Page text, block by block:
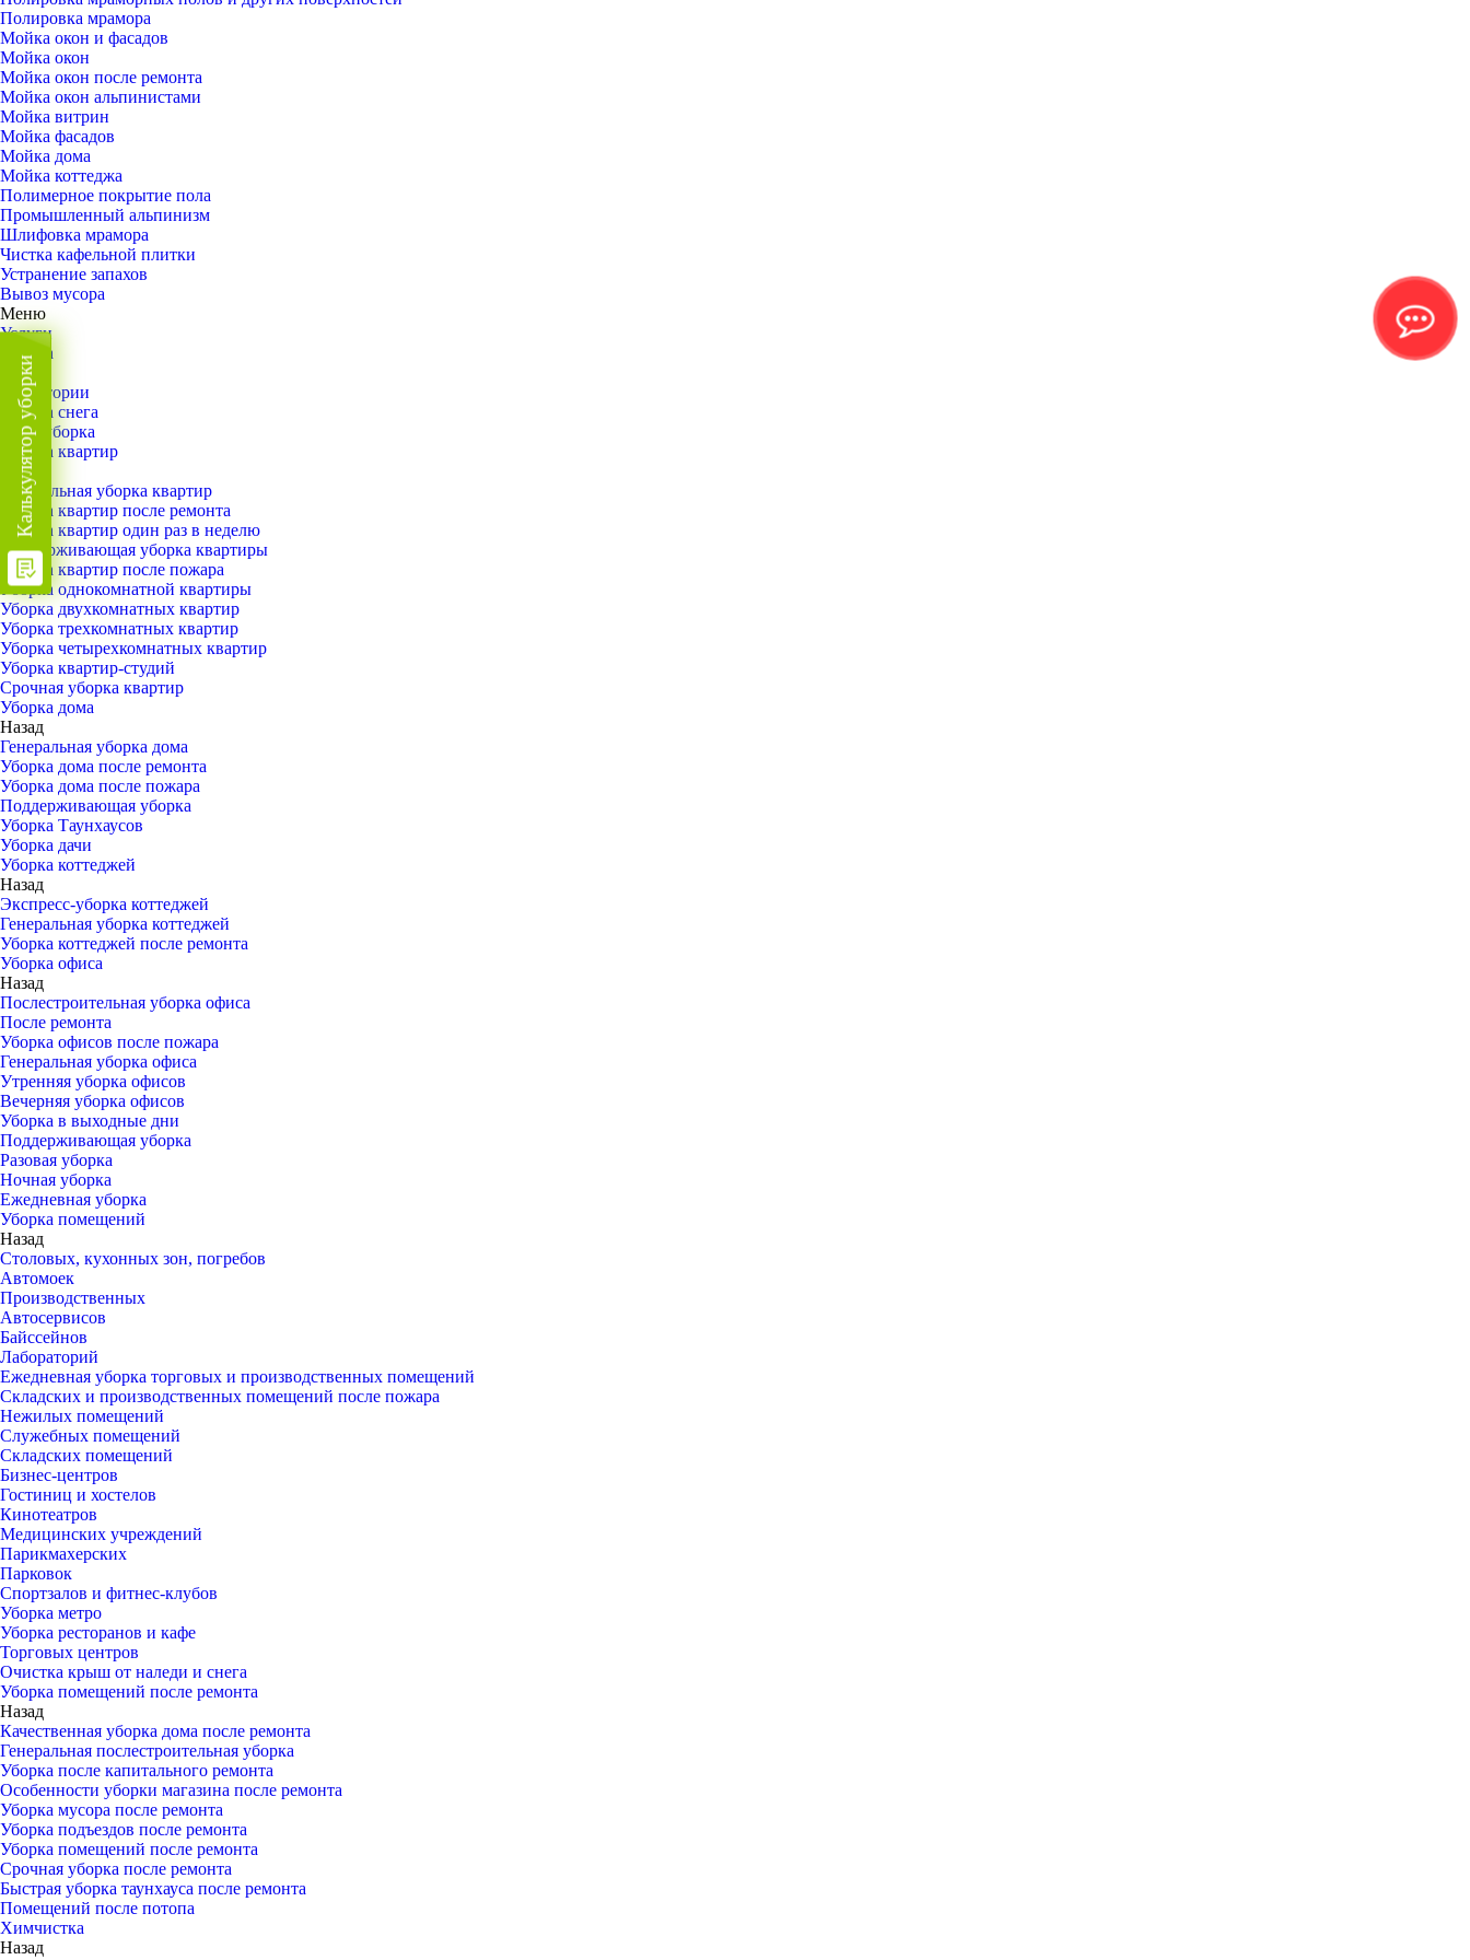
Полировка мрамора
Мойка окон и фасадов
Мойка окон
Мойка окон после ремонта
Мойка окон альпинистами
Мойка витрин
Мойка фасадов
Мойка дома
Мойка коттеджа
Полимерное покрытие пола
Промышленный альпинизм
Шлифовка мрамора
Чистка кафельной плитки
Устранение запахов
Вывоз мусора
Меню
Услуги
Уборка
Назад
Территории
Уборка снега
ВИП-уборка
Уборка квартир
Назад
Генеральная уборка квартир
Уборка квартир после ремонта
Уборка квартир один раз в неделю
Поддерживающая уборка квартиры
Уборка квартир после пожара
Уборка однокомнатной квартиры
Уборка двухкомнатных квартир
Уборка трехкомнатных квартир
Уборка четырехкомнатных квартир
Уборка квартир-студий
Срочная уборка квартир
Уборка дома
Назад
Генеральная уборка дома
Уборка дома после ремонта
Уборка дома после пожара
Поддерживающая уборка
Уборка Таунхаусов
Уборка дачи
Уборка коттеджей
Назад
Экспресс-уборка коттеджей
Генеральная уборка коттеджей
Уборка коттеджей после ремонта
Уборка офиса
Назад
Послестроительная уборка офиса
После ремонта
Уборка офисов после пожара
Генеральная уборка офиса
Утренняя уборка офисов
Вечерняя уборка офисов
Уборка в выходные дни
Поддерживающая уборка
Разовая уборка
Ночная уборка
Ежедневная уборка
Уборка помещений
Назад
Столовых, кухонных зон, погребов
Автомоек
Производственных
Автосервисов
Байссейнов
Лабораторий
Ежедневная уборка торговых и производственных помещений
Складских и производственных помещений после пожара
Нежилых помещений
Служебных помещений
Складских помещений
Бизнес-центров
Гостиниц и хостелов
Кинотеатров
Медицинских учреждений
Парикмахерских
Парковок
Спортзалов и фитнес-клубов
Уборка метро
Уборка ресторанов и кафе
Торговых центров
Очистка крыш от наледи и снега
Уборка помещений после ремонта
Назад
Качественная уборка дома после ремонта
Генеральная послестроительная уборка
Уборка после капитального ремонта
Особенности уборки магазина после ремонта
Уборка мусора после ремонта
Уборка подъездов после ремонта
Уборка помещений после ремонта
Срочная уборка после ремонта
Быстрая уборка таунхауса после ремонта
Помещений после потопа
Химчистка
Назад
Калькулятор уборки